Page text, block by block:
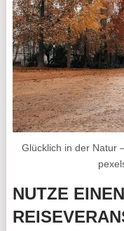
Glücklich in der Natur
NUTZE EINEN